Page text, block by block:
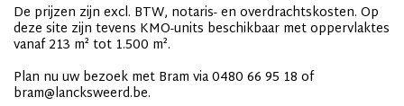
De prijzen zijn excl. BTW, notaris- en overdrachtskosten. Op
deze site zijn tevens KMO-units beschikbaar met oppervlaktes
vanaf 213 m² tot 1.500 m².
Plan nu uw bezoek met Bram via 0480 66 95 18 of
bram@lancksweerd.be.